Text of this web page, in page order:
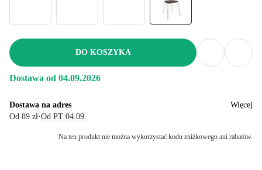
DO KOSZYKA
Dostawa od 04.09.2026
Dostawa na adres
Od 89 zł·Od PT 04.09.
Więcej
Na ten produkt nie można wykorzystać kodu zniżkowego ani rabatów.